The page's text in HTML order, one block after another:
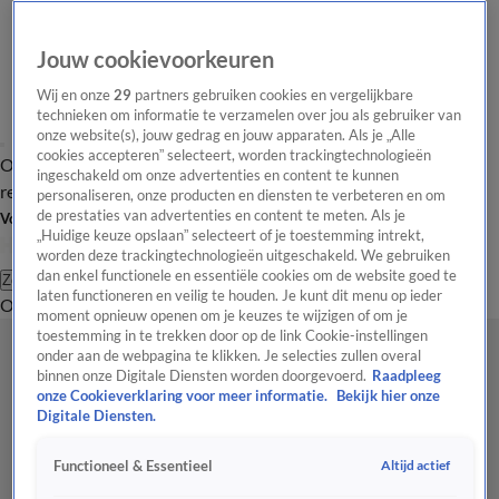
Overzicht Laatste nieuws Regionieuws Het beste van Hart
Tip de
redactie
Volg Hart van Nederland
Zoeken
OverzichtRegioUitzendingenWeerTip de redactiePanelVideo's
Jouw cookievoorkeuren
Wij en onze29 partners gebruiken cookies en vergelijkbare
technieken om informatie te verzamelen over jou als gebruiker van
onze website(s), jouw gedrag en jouw apparaten. Als je „Alle
cookies accepteren” selecteert, worden trackingtechnologieën
ingeschakeld om onze advertenties en content te kunnen
personaliseren, onze producten en diensten te verbeteren en om
de prestaties van advertenties en content te meten. Als je
„Huidige keuze opslaan” selecteert of je toestemming intrekt,
worden deze trackingtechnologieën uitgeschakeld. We gebruiken
dan enkel functionele en essentiële cookies om de website goed te
laten functioneren en veilig te houden. Je kunt dit menu op ieder
moment opnieuw openen om je keuzes te wijzigen of om je
toestemming in te trekken door op de link Cookie-instellingen
onder aan de webpagina te klikken. Je selecties zullen overal
binnen onze Digitale Diensten worden doorgevoerd. Raadpleeg
onze Cookieverklaring voor meer informatie.
Bekijk hier onze
Digitale Diensten.
Functioneel & Essentieel Altijd actief